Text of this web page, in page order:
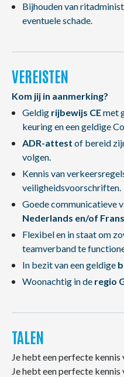
Bijhouden van
eventuele schade.
VEREISTEN
Kom jij in aanmerking?
Geldig rijbewijs CEmet
keuring en een geldige
ADR-attest of bereid
volgen.
Kennis van
veiligheidsvoorschriften.
Goede communicatieve
Nederlands en/of
Flexibel en in staat om
teamverband te
In bezit van een geldige
Woonachtig in de regio
TALEN
Je hebt een perfecte
Je hebt een perfecte kennis